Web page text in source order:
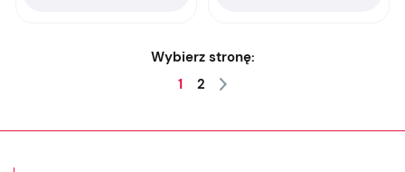
Wybierz stronę:
1
2